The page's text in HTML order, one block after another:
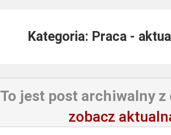
Kategoria: Praca -
To jest post archiwalny z
zobacz